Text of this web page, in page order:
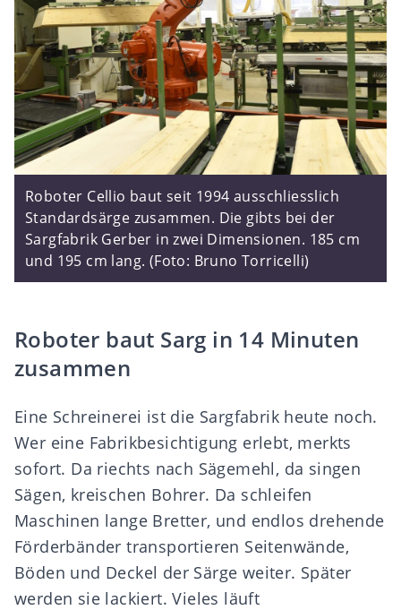
Roboter Cellio baut seit 1994 ausschliesslich
Standardsärge zusammen. Die gibts bei der
Sargfabrik Gerber in zwei Dimensionen. 185 cm
und 195 cm lang. (Foto: Bruno Torricelli)
Roboter baut Sarg in 14 Minuten
zusammen
Eine Schreinerei ist die Sargfabrik heute noch.
Wer eine Fabrikbesichtigung erlebt, merkts
sofort. Da riechts nach Sägemehl, da singen
Sägen, kreischen Bohrer. Da schleifen
Maschinen lange Bretter, und endlos drehende
Förderbänder transportieren Seitenwände,
Böden und Deckel der Särge weiter. Später
werden sie lackiert. Vieles läuft